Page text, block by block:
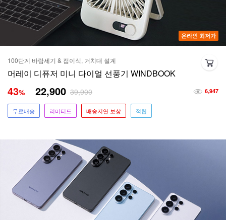
온라인 최저가
100단계 바람세기 & 접이식, 거치대 설계
머레이 디퓨저 미니 다이얼 선풍기 WINDBOOK
6,947
43% 22,900 39,900
무료배송 리미티드 배송지연 보상 적립